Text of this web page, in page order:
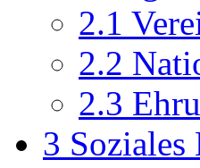
2.1
2.2
2.3
3 Soziales